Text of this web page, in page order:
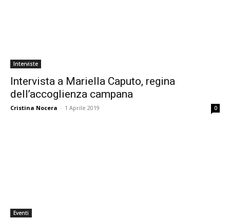
Interviste
Intervista a Mariella Caputo, regina
dell’accoglienza campana
Cristina Nocera - 1 Aprile 2019 0
Eventi